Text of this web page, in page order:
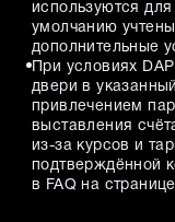
используются
умолчанию
дополнительные
При условиях
двери в
привлечением
выставления
из-за курсов и
подтверждённой
в FAQ на